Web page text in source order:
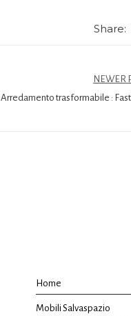
Share:
NEWER
Arredamento trasformabile :
Home
Mobili Salvaspazio